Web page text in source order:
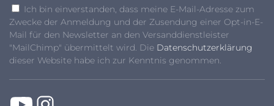
Ich bin einverstanden, dass meine E-Mail-Adresse zum
Zwecke der Anmeldung und der Zusendung einer Opt-in-E-
Mail für den Newsletter an den Versanddienstleister
"MailChimp" übermittelt wird. Die Datenschutzerklärung
dieser Website habe ich zur Kenntnis genommen.